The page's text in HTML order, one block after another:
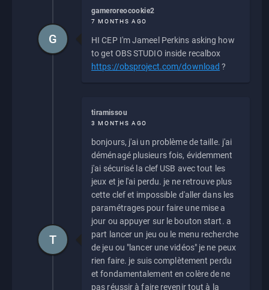
gameroreocookie2
7 MONTHS AGO
HI CEP I'm Jameel Perkins asking how
to get OBS STUDIO inside recalbox
https://obsproject.com/download ?
G
tiramissou
3 MONTHS AGO
bonjours, j'ai un problème de taille. j'ai
déménagé plusieurs fois, évidemment
j'ai sécurisé la clef USB avec tout les
jeux et je l'ai perdu. je ne retrouve plus
cette clef et impossible d'aller dans les
paramétrages pour faire une mise a
jour ou appuyer sur le bouton start. a
part lancer un jeu ou le menu recherche
de jeu ou "lancer une vidéos" je ne peux
rien faire. je suis complètement perdu
et fondamentalement en colère de ne
pas réussir à faire revenir tout à la
T